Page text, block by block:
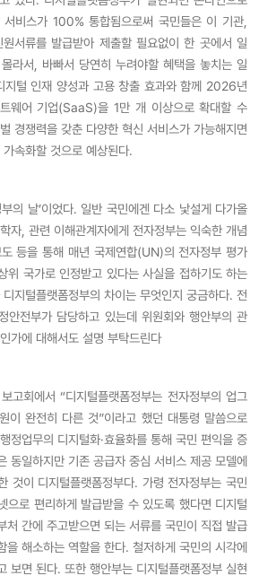
비스가 100% 통합됨으로써 국민들은 이 기관,
서류를 발급받아 제출할 필요없이 한 곳에서 일
라서, 바빠서 당연히 누려야할 혜택을 놓치는 일
지털 인재 양성과 고용 창출 효과와 함께 2026년
웨어 기업(SaaS)을 1만 개 이상으로 확대할 수
경쟁력을 갖춘 다양한 혁신 서비스가 가능해지면
속화할 것으로 예상된다.
의 날’이었다. 일반 국민에겐 다소 낯설게 다가올
자, 관련 이해관계자에게 전자정부는 익숙한 개념
등을 통해 매년 국제연합(UN)의 전자정부 평가
위 국가로 인정받고 있다는 사실을 접하기도 하는
지털플랫폼정부의 차이는 무엇인지 궁금하다. 전
안전부가 담당하고 있는데 위원회와 행안부의 관
가에 대해서도 설명 부탁드린다
고회에서 “디지털플랫폼정부는 전자정부의 업그
이 완전히 다른 것”이라고 했던 대통령 말씀으로
정업무의 디지털화·효율화를 통해 국민 편익을 증
동일하지만 기존 공급자 중심 서비스 제공 모델에
것이 디지털플랫폼정부다. 가령 전자정부는 국민
으로 편리하게 발급받을 수 있도록 했다면 디지털
처 간에 주고받으면 되는 서류를 국민이 직접 발급
을 해소하는 역할을 한다. 철저하게 국민의 시각에
보면 된다. 또한 행안부는 디지털플랫폼정부 실현